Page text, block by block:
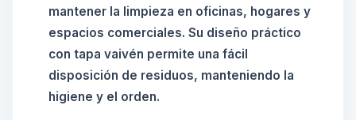
mantener la limpieza en oficinas, hogares y
espacios comerciales. Su diseño práctico
con tapa vaivén permite una fácil
disposición de residuos, manteniendo la
higiene y el orden.